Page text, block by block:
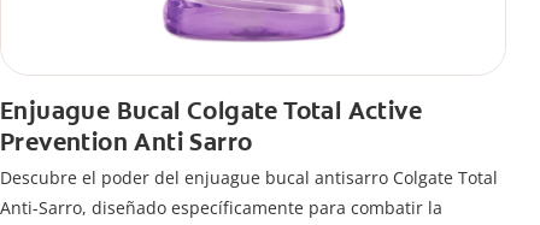
Enjuague Bucal Colgate Total Active
Prevention Anti Sarro
Descubre el poder del enjuague bucal antisarro Colgate Total
Anti-Sarro, diseñado específicamente para combatir la